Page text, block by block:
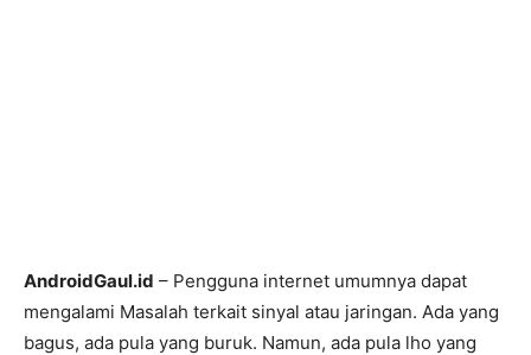
AndroidGaul.id – Pengguna internet umumnya dapat
mengalami Masalah terkait sinyal atau jaringan. Ada yang
bagus, ada pula yang buruk. Namun, ada pula lho yang